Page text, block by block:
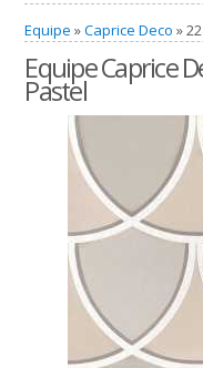
Equipe »Caprice Deco »
Equipe Caprice
Pastel